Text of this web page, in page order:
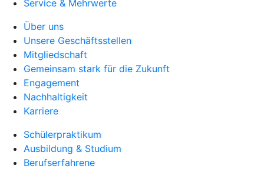
Service & Mehrwerte
Über uns
Unsere Geschäftsstellen
Mitgliedschaft
Gemeinsam stark für die Zukunft
Engagement
Nachhaltigkeit
Karriere
Schülerpraktikum
Ausbildung & Studium
Berufserfahrene